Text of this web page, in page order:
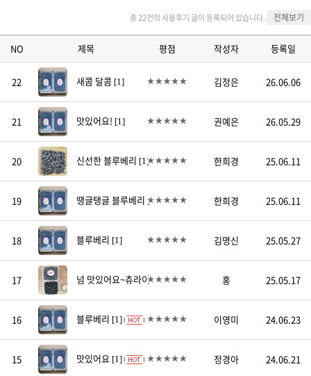
총 22건의 사용후기 글이 등록되어 있습니다. 전체보기
NO 제목 평점 작성자 등록일
22 새콤 달콤 [1] 김정은 26.06.06
21 맛있어요! [1] 권예은 26.05.29
20 신선한 블루베리 [1] 한희경 25.06.11
19 땡글탱글 블루베리 [1] 한희경 25.06.11
18 블루베리 [1] 김명신 25.05.27
17 넘 맛있어요~츄라이[1] 홍 25.05.17
16 블루베리 [1] 이영미 24.06.23
15 맛있어요 [1] 정경아 24.06.21